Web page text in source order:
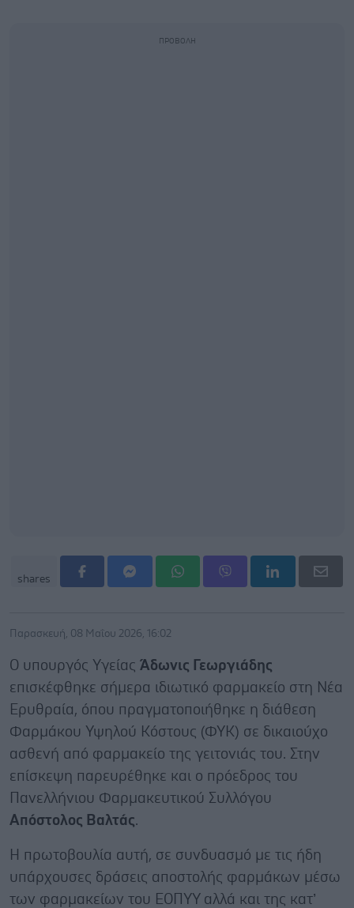
shares
Παρασκευή, 08 Μαΐου 2026, 16:02
Ο υπουργός Υγείας Άδωνις Γεωργιάδης
επισκέφθηκε σήμερα ιδιωτικό φαρμακείο στη Νέα
Ερυθραία, όπου πραγματοποιήθηκε η διάθεση
Φαρμάκου Υψηλού Κόστους (ΦΥΚ) σε δικαιούχο
ασθενή από φαρμακείο της γειτονιάς του. Στην
επίσκεψη παρευρέθηκε και ο πρόεδρος του
Πανελλήνιου Φαρμακευτικού Συλλόγου
Απόστολος Βαλτάς.
Η πρωτοβουλία αυτή, σε συνδυασμό με τις ήδη
υπάρχουσες δράσεις αποστολής φαρμάκων μέσω
των φαρμακείων του ΕΟΠΥΥ αλλά και της κατ’